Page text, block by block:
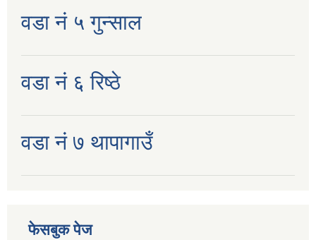
वडा नं ५ गुन्साल
वडा नं ६ रिष्ठे
वडा नं ७ थापागाउँ
फेसबुक पेज